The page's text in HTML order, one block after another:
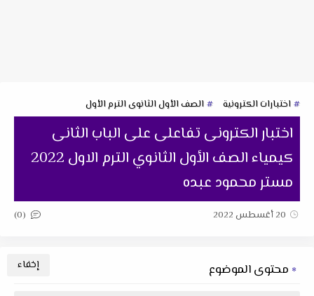
اختبارات الكترونية الصف الأول الثانوى الترم الأول
اختبار الكترونى تفاعلى على الباب الثانى
كيمياء الصف الأول الثانوي الترم الاول 2022
مستر محمود عبده
20 أغسطس 2022 (0)
محتوى الموضوع